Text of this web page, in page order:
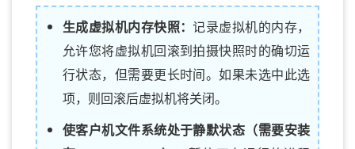
生成虚拟机内存快照：记录虚拟机的内存，
允许您将虚拟机回滚到拍摄快照时的确切运
行状态，但需要更长时间。如果未选中此选
项，则回滚后虚拟机将关闭。
使客户机文件系统处于静默状态（需要安装